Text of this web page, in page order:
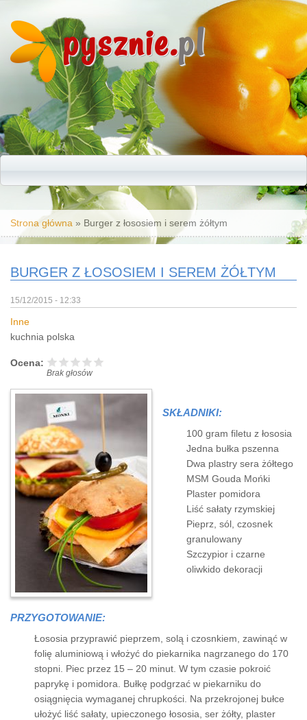
pysznie.pl
Jesteś tutaj
Strona główna » Burger z łososiem i serem żółtym
BURGER Z ŁOSOSIEM I SEREM ŻÓŁTYM
15/12/2015 - 12:33
Inne
kuchnia polska
Ocena:
Brak głosów
SKŁADNIKI:
100 gram filetu z łososia
Jedna bułka pszenna
Dwa plastry sera żółtego
MSM Gouda Mońki
Plaster pomidora
Liść sałaty rzymskiej
Pieprz, sól, czosnek
granulowany
Szczypior i czarne
oliwkido dekoracji
PRZYGOTOWANIE:
Łososia przyprawić pieprzem, solą i czosnkiem, zawinąć w
folię aluminiową i włożyć do piekarnika nagrzanego do 170
stopni. Piec przez 15 – 20 minut. W tym czasie pokroić
paprykę i pomidora. Bułkę podgrzać w piekarniku do
osiągnięcia wymaganej chrupkości. Na przekrojonej bułce
ułożyć liść sałaty, upieczonego łososia, ser żółty, plaster